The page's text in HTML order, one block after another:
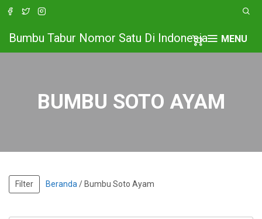
MENU
Bumbu Tabur Nomor Satu Di Indonesia
BUMBU SOTO AYAM
Filter Beranda / Bumbu Soto Ayam